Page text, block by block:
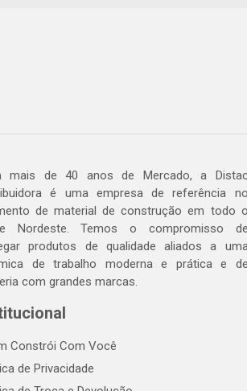
mais de 40 anos de Mercado, a Distac
é uma empresa de referência no
de material de construção em todo o
Nordeste. Temos o compromisso de
produtos de qualidade aliados a
de trabalho moderna e prática e de
com grandes marcas.
Constrói Com Você
de Privacidade